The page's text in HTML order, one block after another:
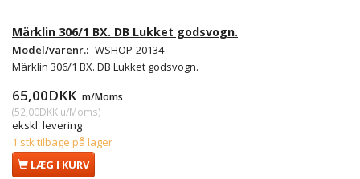
Märklin 306/1 BX. DB Lukket godsvogn.
Model/varenr.: WSHOP-20134
Märklin 306/1 BX. DB Lukket godsvogn.
65,00DKK m/Moms
(52,00DKK u/Moms)
ekskl. levering
1 stk tilbage på lager
LÆG I KURV